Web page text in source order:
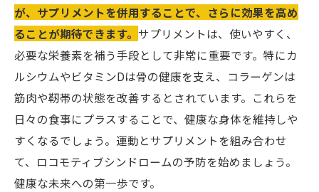
が、サプリメントを併用することで、さらに効果を高め
ることが期待できます。 サプリメントは、使いやすく、
必要な栄養素を補う手段として非常に重要です。特にカ
ルシウムやビタミンDは骨の健康を支え、コラーゲンは
筋肉や靭帯の状態を改善するとされています。これらを
日々の食事にプラスすることで、健康な身体を維持しや
すくなるでしょう。運動とサプリメントを組み合わせ
て、ロコモティブシンドロームの予防を始めましょう。
健康な未来への第一歩です。